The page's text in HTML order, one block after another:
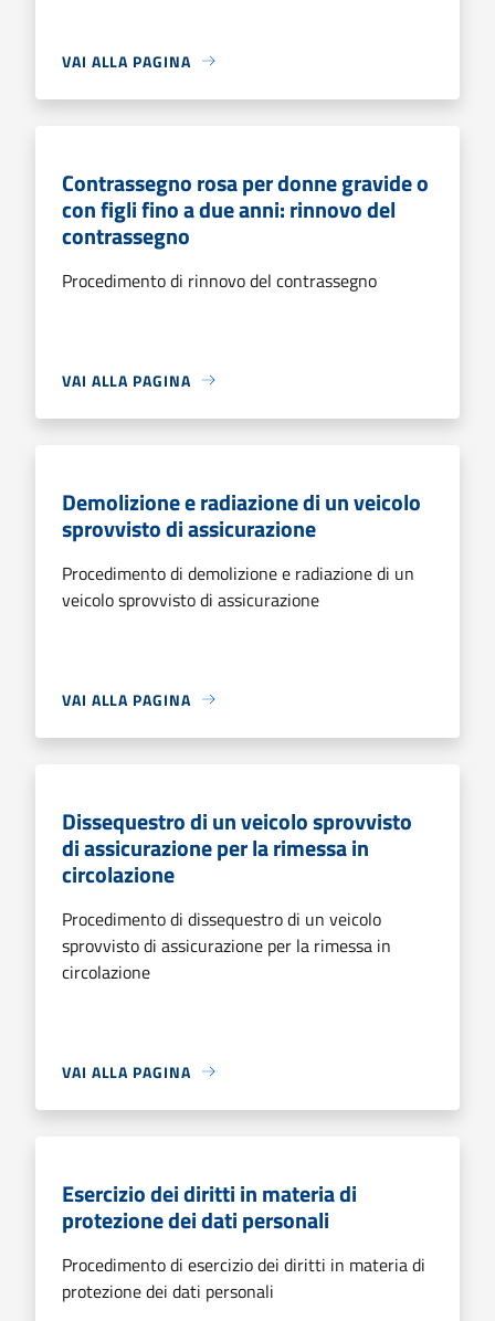
VAI ALLA PAGINA
Contrassegno rosa per donne gravide o
con figli fino a due anni: rinnovo del
contrassegno
Procedimento di rinnovo del contrassegno
VAI ALLA PAGINA
Demolizione e radiazione di un veicolo
sprovvisto di assicurazione
Procedimento di demolizione e radiazione di un
veicolo sprovvisto di assicurazione
VAI ALLA PAGINA
Dissequestro di un veicolo sprovvisto
di assicurazione per la rimessa in
circolazione
Procedimento di dissequestro di un veicolo
sprovvisto di assicurazione per la rimessa in
circolazione
VAI ALLA PAGINA
Esercizio dei diritti in materia di
protezione dei dati personali
Procedimento di esercizio dei diritti in materia di
protezione dei dati personali